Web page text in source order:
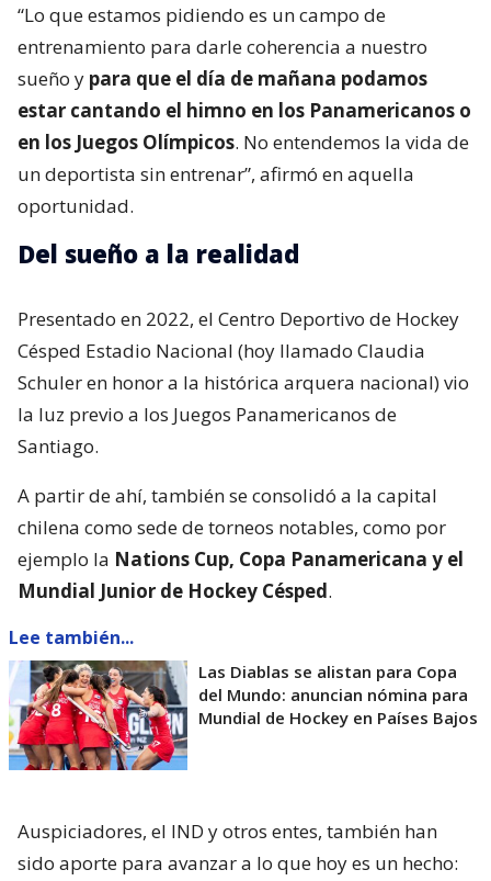
“Lo que estamos pidiendo es un campo de
entrenamiento para darle coherencia a nuestro
sueño y para que el día de mañana podamos
estar cantando el himno en los Panamericanos o
en los Juegos Olímpicos. No entendemos la vida de
un deportista sin entrenar”, afirmó en aquella
oportunidad.
Del sueño a la realidad
Presentado en 2022, el Centro Deportivo de Hockey
Césped Estadio Nacional (hoy llamado Claudia
Schuler en honor a la histórica arquera nacional) vio
la luz previo a los Juegos Panamericanos de
Santiago.
A partir de ahí, también se consolidó a la capital
chilena como sede de torneos notables, como por
ejemplo la Nations Cup, Copa Panamericana y el
Mundial Junior de Hockey Césped.
Lee también...
Las Diablas se alistan para Copa
del Mundo: anuncian nómina para
Mundial de Hockey en Países Bajos
Auspiciadores, el IND y otros entes, también han
sido aporte para avanzar a lo que hoy es un hecho: